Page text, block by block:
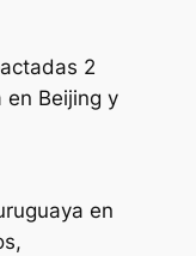
2
en Beijing y
en